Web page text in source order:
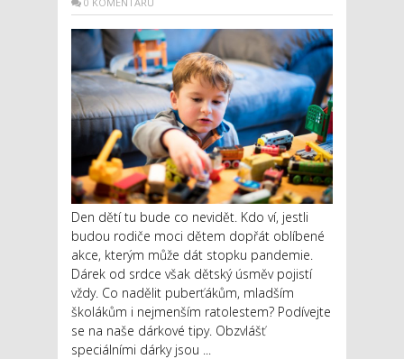
Den dětí tu bude co nevidět. Kdo ví, jestli
budou rodiče moci dětem dopřát oblíbené
akce, kterým může dát stopku pandemie.
Dárek od srdce však dětský úsměv pojistí
vždy. Co nadělit puberťákům, mladším
školákům i nejmenším ratolestem? Podívejte
se na naše dárkové tipy. Obzvlášť
speciálními dárky jsou ...